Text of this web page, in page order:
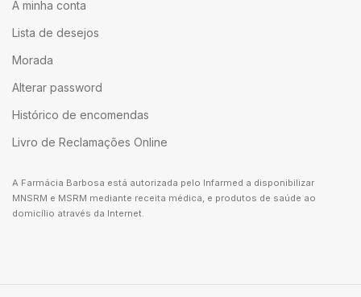
A minha conta
Lista de desejos
Morada
Alterar password
Histórico de encomendas
Livro de Reclamações Online
A Farmácia Barbosa está autorizada pelo Infarmed a disponibilizar
MNSRM e MSRM mediante receita médica, e produtos de saúde ao
domicílio através da Internet.